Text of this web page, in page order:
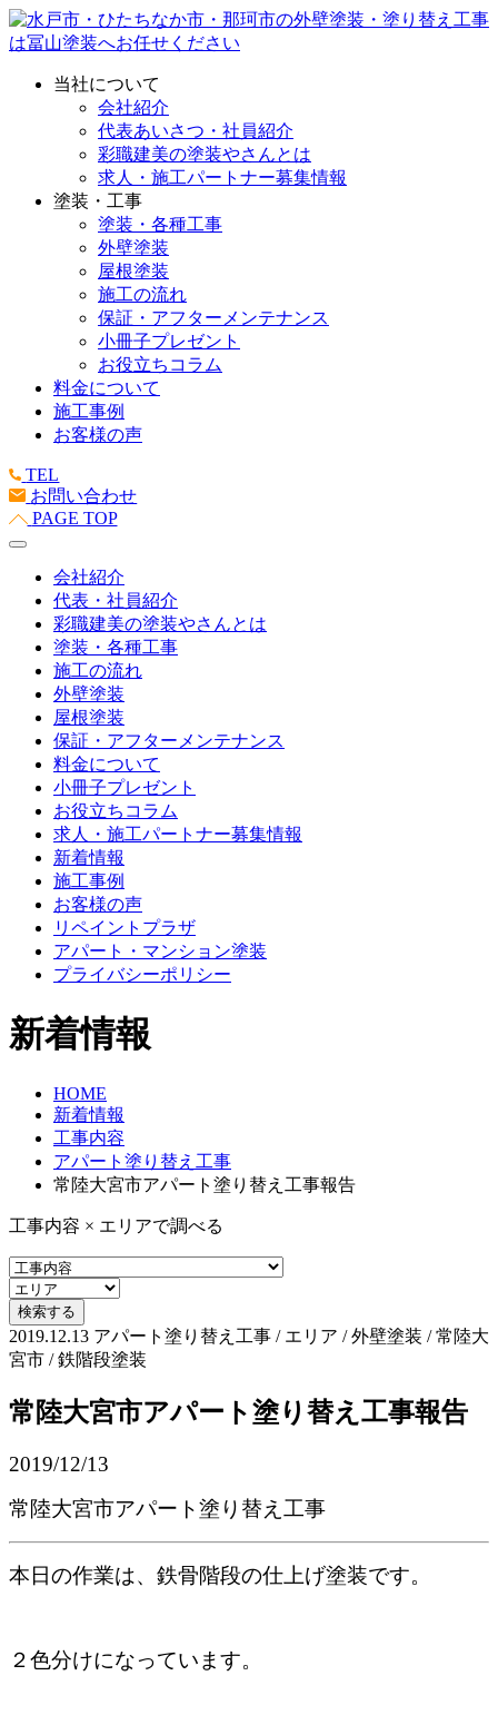
当社について
会社紹介
代表あいさつ・社員紹介
彩職建美の塗装やさんとは
求人・施工パートナー募集情報
塗装・工事
塗装・各種工事
外壁塗装
屋根塗装
施工の流れ
保証・アフターメンテナンス
小冊子プレゼント
お役立ちコラム
料金について
施工事例
お客様の声
TEL
お問い合わせ
PAGE TOP
会社紹介
代表・社員紹介
彩職建美の塗装やさんとは
塗装・各種工事
施工の流れ
外壁塗装
屋根塗装
保証・アフターメンテナンス
料金について
小冊子プレゼント
お役立ちコラム
求人・施工パートナー募集情報
新着情報
施工事例
お客様の声
リペイントプラザ
アパート・マンション塗装
プライバシーポリシー
新着情報
HOME
新着情報
工事内容
アパート塗り替え工事
常陸大宮市アパート塗り替え工事報告
工事内容 × エリアで調べる
2019.12.13 アパート塗り替え工事 / エリア / 外壁塗装 / 常陸大
宮市 / 鉄階段塗装
常陸大宮市アパート塗り替え工事報告
2019/12/13
常陸大宮市アパート塗り替え工事
本日の作業は、鉄骨階段の仕上げ塗装です。
２色分けになっています。